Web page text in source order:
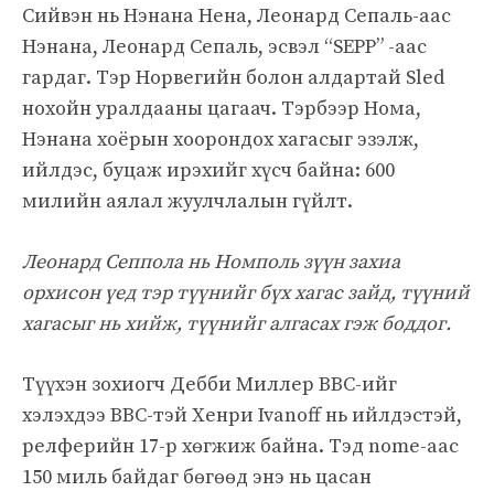
Сийвэн нь Нэнана Нена, Леонард Сепаль-аас
Нэнана, Леонард Сепаль, эсвэл “SEPP” -аас
гардаг. Тэр Норвегийн болон алдартай Sled
нохойн уралдааны цагаач. Тэрбээр Нома,
Нэнана хоёрын хоорондох хагасыг эзэлж,
ийлдэс, буцаж ирэхийг хүсч байна: 600
милийн аялал жуулчлалын гүйлт.
Леонард Сеппола нь Номполь зүүн захиа
орхисон үед тэр түүнийг бүх хагас зайд, түүний
хагасыг нь хийж, түүнийг алгасах гэж боддог.
Түүхэн зохиогч Дебби Миллер BBC-ийг
хэлэхдээ BBC-тэй Хенри Ivanoff нь ийлдэстэй,
релферийн 17-р хөгжиж байна. Тэд nome-аас
150 миль байдаг бөгөөд энэ нь цасан